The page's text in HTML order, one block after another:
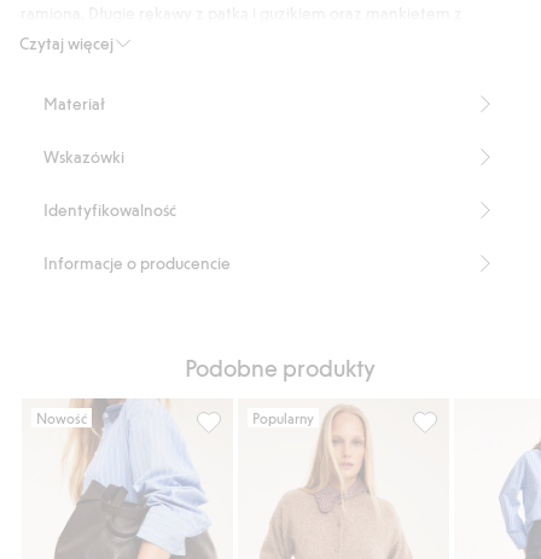
twill
Czytaj więcej
zapięciem.
Długość: 73 cm w rozmiarze S
Materiał
Wskazówki
Identyfikowalność
Informacje o producencie
Podobne produkty
Nowość
Koszula oversize z popeliny, Dodaj do
Popularny
Koszula w